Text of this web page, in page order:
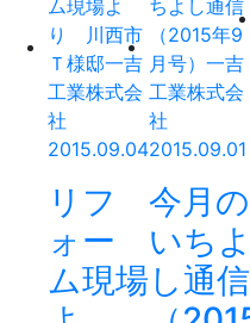
2015.09.04
リフ
ォー
ム現場
2015.09.01
今月の
いちよ
し通信